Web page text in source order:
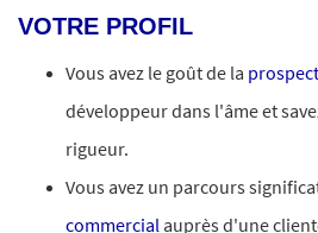
VOTRE PROFIL
Vous avez le goût de la
développeur dans l'âme et
rigueur.
Vous avez un parcours
commercial auprès d'une